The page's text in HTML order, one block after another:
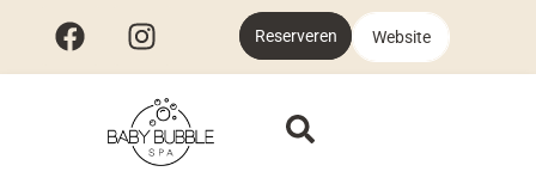
Reserveren Website